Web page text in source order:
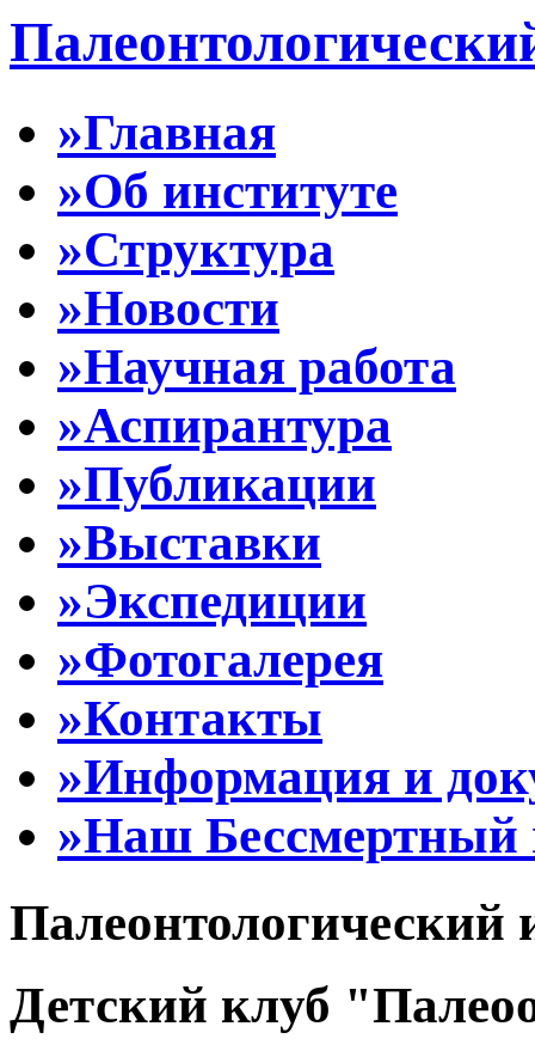
»Главная
»Об институте
»Структура
»Новости
»Научная работа
»Аспирантура
»Публикации
»Выставки
»Экспедиции
»Фотогалерея
»Контакты
»Информация и
»Наш Бессмертный
Палеонтологический
Детский клуб